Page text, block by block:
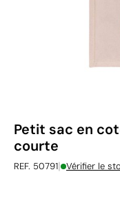
Petit sac en
courte
REF. 50791| Vérifier le